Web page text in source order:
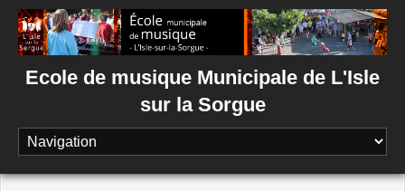
Skip
content
Ecole de musique Municipale de L'Isle
sur la Sorgue